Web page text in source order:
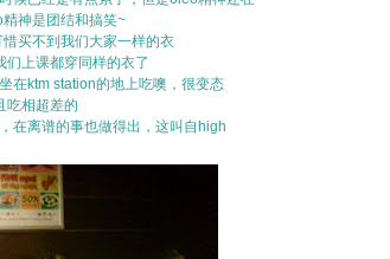
神是团结和搞笑~
买不到我们大家一样的衣
们上课都穿同样的衣了
在ktm station的地上吃噢，很变态
吃相超差的
在离谱的事也做得出，这叫自high